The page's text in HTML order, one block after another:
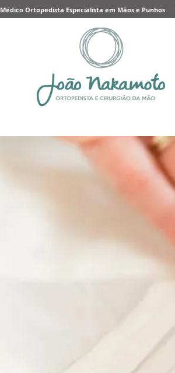
Médico Ortopedista Especialista em Mãos e Punhos